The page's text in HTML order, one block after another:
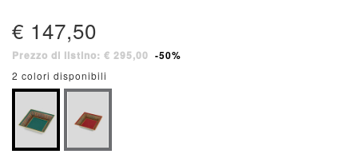
€ 147,50
Prezzo di listino: € 295,00 -50%
2 colori disponibili